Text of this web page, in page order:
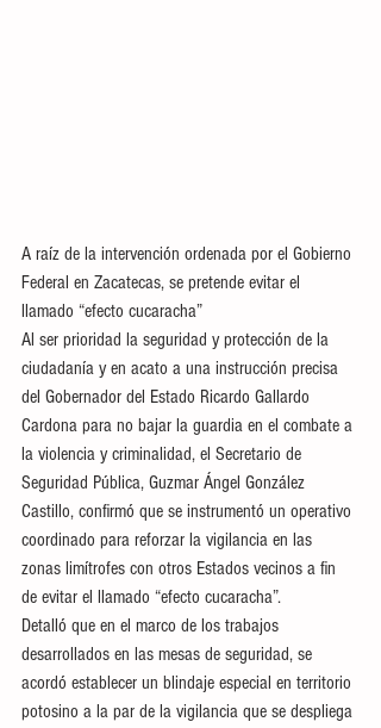
A raíz de la intervención ordenada por el Gobierno
Federal en Zacatecas, se pretende evitar el
llamado “efecto cucaracha”
Al ser prioridad la seguridad y protección de la
ciudadanía y en acato a una instrucción precisa
del Gobernador del Estado Ricardo Gallardo
Cardona para no bajar la guardia en el combate a
la violencia y criminalidad, el Secretario de
Seguridad Pública, Guzmar Ángel González
Castillo, confirmó que se instrumentó un operativo
coordinado para reforzar la vigilancia en las
zonas limítrofes con otros Estados vecinos a fin
de evitar el llamado “efecto cucaracha”.
Detalló que en el marco de los trabajos
desarrollados en las mesas de seguridad, se
acordó establecer un blindaje especial en territorio
potosino a la par de la vigilancia que se despliega